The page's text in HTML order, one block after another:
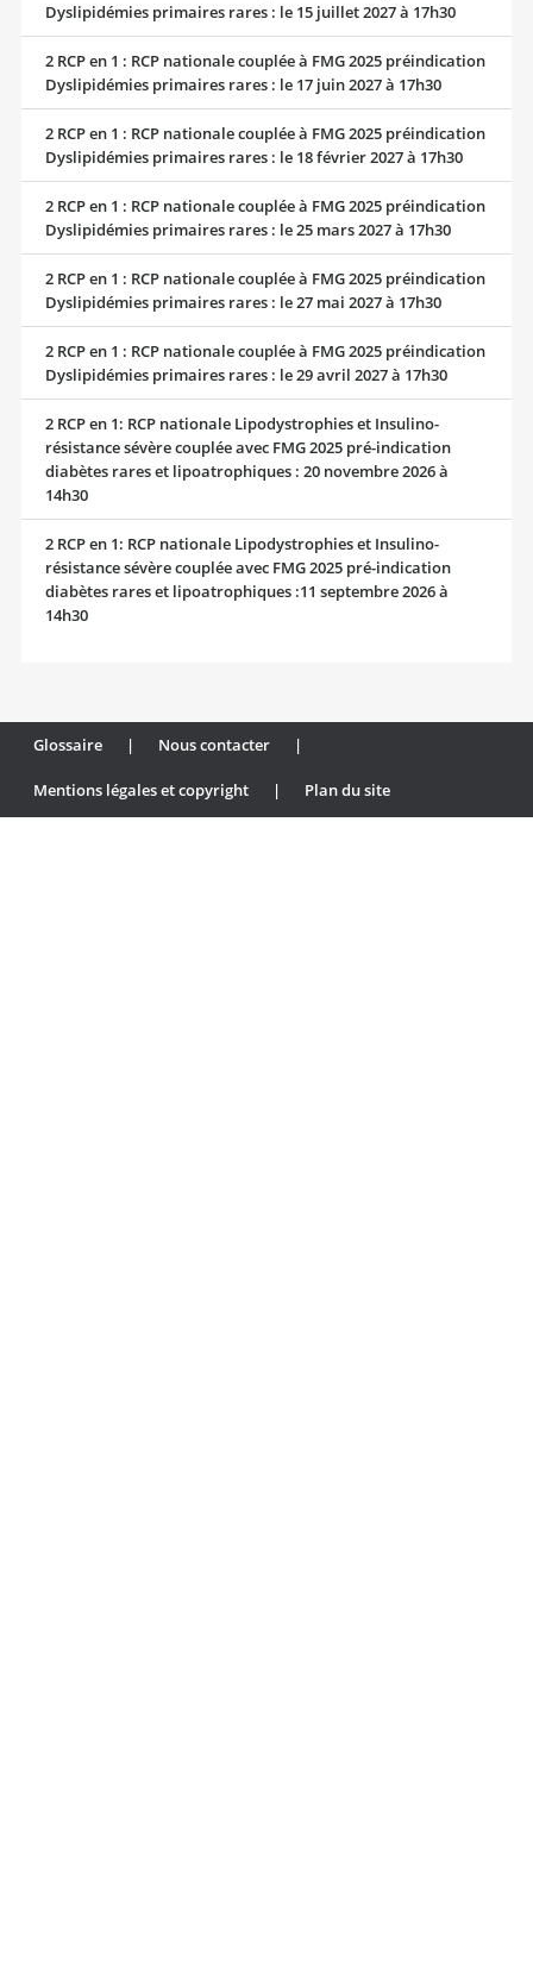
Dyslipidémies primaires rares : le 15 juillet 2027 à 17h30
2 RCP en 1 : RCP nationale couplée à FMG 2025 préindication
Dyslipidémies primaires rares : le 17 juin 2027 à 17h30
2 RCP en 1 : RCP nationale couplée à FMG 2025 préindication
Dyslipidémies primaires rares : le 18 février 2027 à 17h30
2 RCP en 1 : RCP nationale couplée à FMG 2025 préindication
Dyslipidémies primaires rares : le 25 mars 2027 à 17h30
2 RCP en 1 : RCP nationale couplée à FMG 2025 préindication
Dyslipidémies primaires rares : le 27 mai 2027 à 17h30
2 RCP en 1 : RCP nationale couplée à FMG 2025 préindication
Dyslipidémies primaires rares : le 29 avril 2027 à 17h30
2 RCP en 1: RCP nationale Lipodystrophies et Insulino-
résistance sévère couplée avec FMG 2025 pré-indication
diabètes rares et lipoatrophiques : 20 novembre 2026 à
14h30
2 RCP en 1: RCP nationale Lipodystrophies et Insulino-
résistance sévère couplée avec FMG 2025 pré-indication
diabètes rares et lipoatrophiques :11 septembre 2026 à
14h30
Glossaire | Nous contacter |
Mentions légales et copyright | Plan du site